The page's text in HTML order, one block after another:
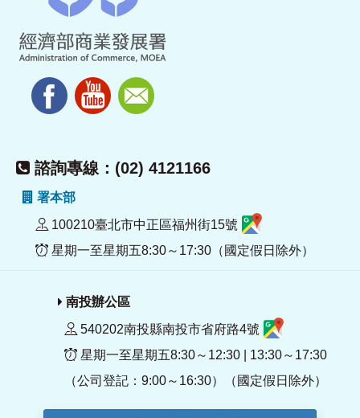
諮詢專線：(02) 4121166
署本部
100210臺北市中正區福州街15號
星期一至星期五8:30～17:30（國定假日除外）
南投辦公區
540202南投縣南投市省府路4號
星期一至星期五8:30～12:30 | 13:30～17:30
（公司登記：9:00～16:30）（國定假日除外）